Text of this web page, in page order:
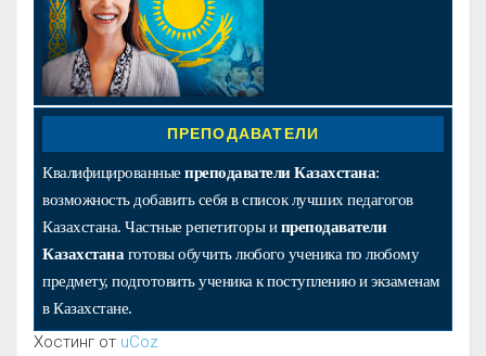
ПРЕПОДАВАТЕЛИ
Квалифицированные преподаватели Казахстана:
возможность добавить себя в список лучших педагогов
Казахстана. Частные репетиторы ипреподаватели
Казахстана готовы обучить любого ученика по любому
предмету, подготовить ученика к поступлению и экзаменам
в Казахстане.
Хостинг от uCoz